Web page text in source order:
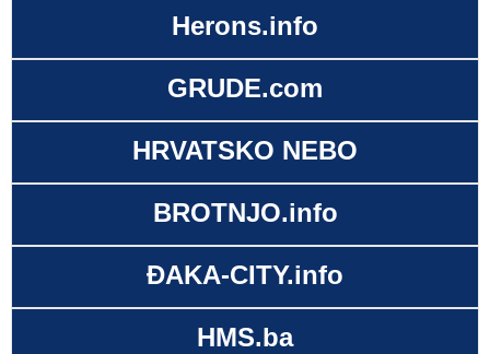
Herons.info
GRUDE.com
HRVATSKO NEBO
BROTNJO.info
ĐAKA-CITY.info
HMS.ba